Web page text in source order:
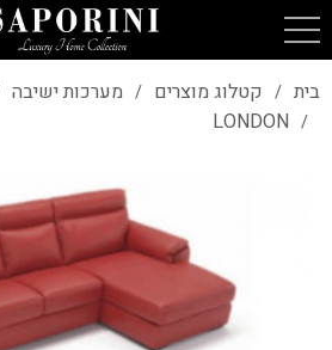
בית / קטלוג מוצרים / מערכות ישיבה
/
LONDON